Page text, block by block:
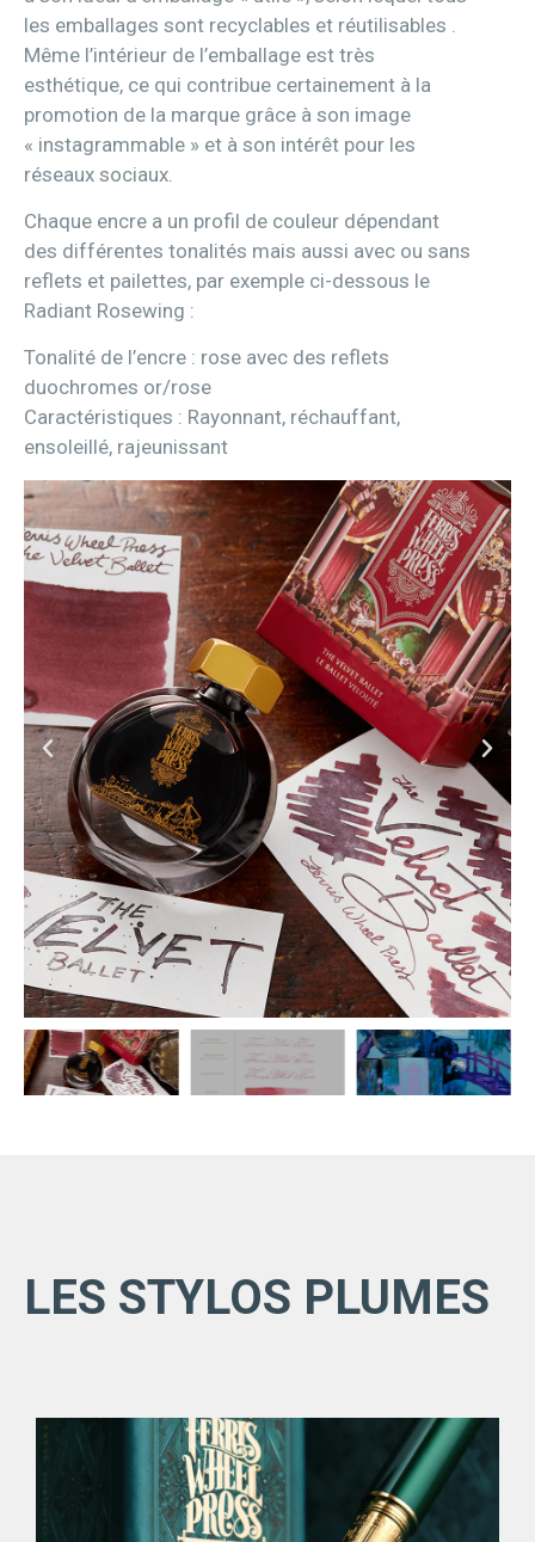
les emballages sont recyclables et réutilisables .
Même l’intérieur de l’emballage est très
esthétique, ce qui contribue certainement à la
promotion de la marque grâce à son image
« instagrammable » et à son intérêt pour les
réseaux sociaux.
Chaque encre a un profil de couleur dépendant
des différentes tonalités mais aussi avec ou sans
reflets et pailettes, par exemple ci-dessous le
Radiant Rosewing :
Tonalité de l’encre : rose avec des reflets
duochromes or/rose
Caractéristiques : Rayonnant, réchauffant,
ensoleillé, rajeunissant
LES STYLOS PLUMES